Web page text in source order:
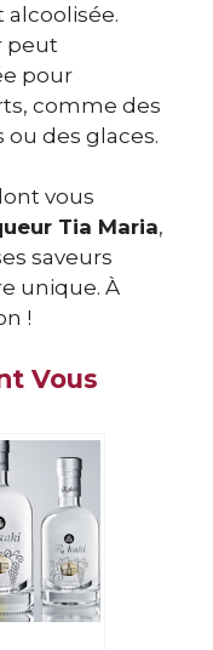
peut
pour
comme des
ou des glaces.
vous
Tia Maria,
saveurs
unique. À
!
Vous